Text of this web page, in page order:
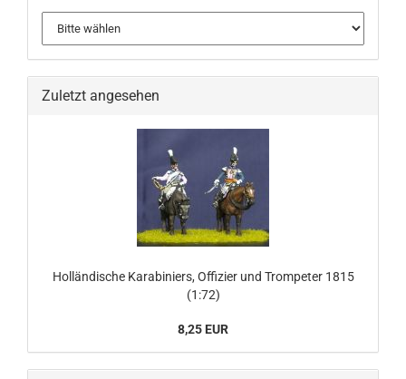
Zuletzt angesehen
Holländische Karabiniers, Offizier und Trompeter 1815
(1:72)
8,25 EUR